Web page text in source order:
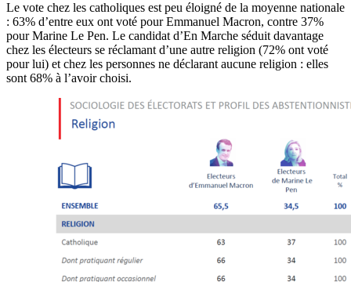
Le vote chez les catholiques est peu éloigné de la moyenne nationale
: 63% d’entre eux ont voté pour Emmanuel Macron, contre 37%
pour Marine Le Pen. Le candidat d’En Marche séduit davantage
chez les électeurs se réclamant d’une autre religion (72% ont voté
pour lui) et chez les personnes ne déclarant aucune religion : elles
sont 68% à l’avoir choisi.